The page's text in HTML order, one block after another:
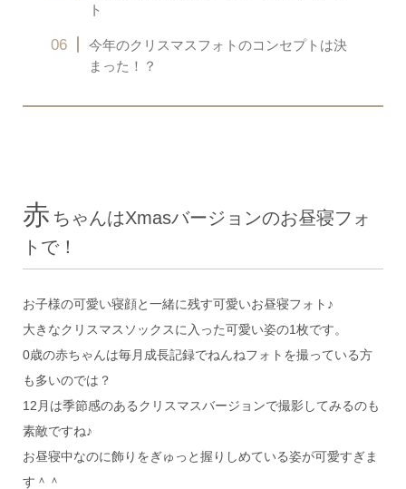
ト
今年のクリスマスフォトのコンセプトは決
まった！？
赤 ちゃんはXmasバージョンのお昼寝フォ
トで！
お子様の可愛い寝顔と一緒に残す可愛いお昼寝フォト♪
大きなクリスマスソックスに入った可愛い姿の1枚です。
0歳の赤ちゃんは毎月成長記録でねんねフォトを撮っている方
も多いのでは？
12月は季節感のあるクリスマスバージョンで撮影してみるのも
素敵ですね♪
お昼寝中なのに飾りをぎゅっと握りしめている姿が可愛すぎま
す＾＾